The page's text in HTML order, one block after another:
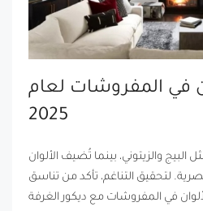
في المفروشات لعام
2025
البيج والزيتوني، بينما تُضيف الألوان
لتحقيق التناغم، تأكد من تناسق